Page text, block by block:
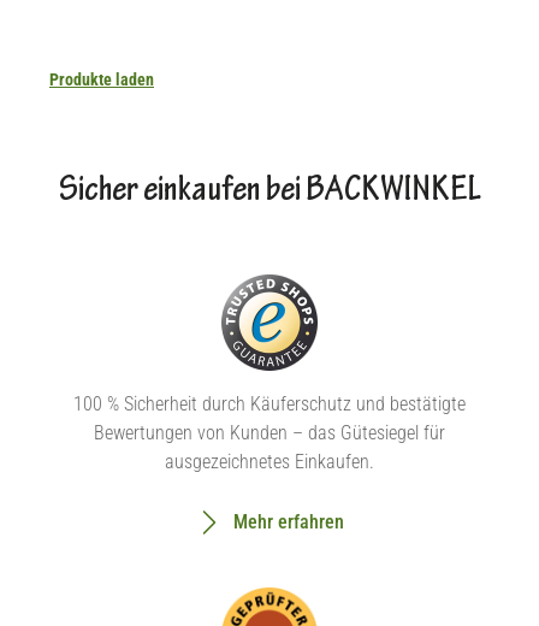
Produkte laden
Sicher einkaufen bei BACKWINKEL
100 % Sicherheit durch Käuferschutz und bestätigte
Bewertungen von Kunden – das Gütesiegel für
ausgezeichnetes Einkaufen.
Mehr erfahren